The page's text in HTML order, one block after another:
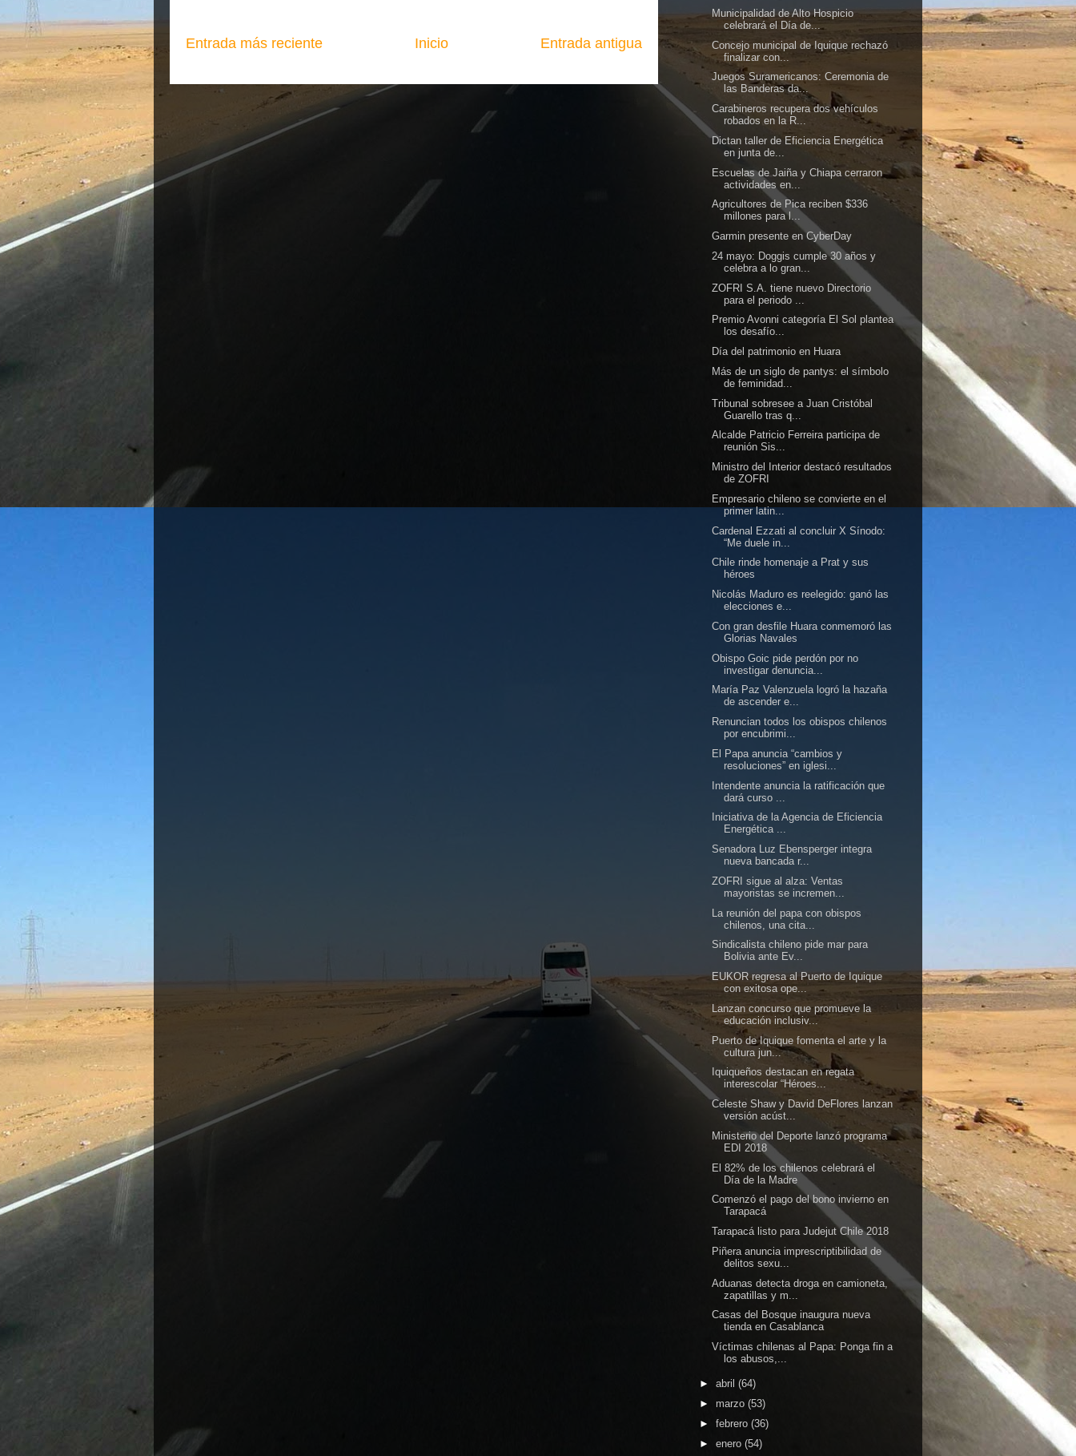
Entrada más reciente Entrada antigua
Inicio
Municipalidad de Alto Hospicio
celebrará el Día de...
Concejo municipal de Iquique rechazó
finalizar con...
Juegos Suramericanos: Ceremonia de
las Banderas da...
Carabineros recupera dos vehículos
robados en la R...
Dictan taller de Eficiencia Energética
en junta de...
Escuelas de Jaiña y Chiapa cerraron
actividades en...
Agricultores de Pica reciben $336
millones para l...
Garmin presente en CyberDay
24 mayo: Doggis cumple 30 años y
celebra a lo gran...
ZOFRI S.A. tiene nuevo Directorio
para el periodo ...
Premio Avonni categoría El Sol plantea
los desafío...
Día del patrimonio en Huara
Más de un siglo de pantys: el símbolo
de feminidad...
Tribunal sobresee a Juan Cristóbal
Guarello tras q...
Alcalde Patricio Ferreira participa de
reunión Sis...
Ministro del Interior destacó resultados
de ZOFRI
Empresario chileno se convierte en el
primer latin...
Cardenal Ezzati al concluir X Sínodo:
“Me duele in...
Chile rinde homenaje a Prat y sus
héroes
Nicolás Maduro es reelegido: ganó las
elecciones e...
Con gran desfile Huara conmemoró las
Glorias Navales
Obispo Goic pide perdón por no
investigar denuncia...
María Paz Valenzuela logró la hazaña
de ascender e...
Renuncian todos los obispos chilenos
por encubrimi...
El Papa anuncia “cambios y
resoluciones” en iglesi...
Intendente anuncia la ratificación que
dará curso ...
Iniciativa de la Agencia de Eficiencia
Energética ...
Senadora Luz Ebensperger integra
nueva bancada r...
ZOFRI sigue al alza: Ventas
mayoristas se incremen...
La reunión del papa con obispos
chilenos, una cita...
Sindicalista chileno pide mar para
Bolivia ante Ev...
EUKOR regresa al Puerto de Iquique
con exitosa ope...
Lanzan concurso que promueve la
educación inclusiv...
Puerto de Iquique fomenta el arte y la
cultura jun...
Iquiqueños destacan en regata
interescolar “Héroes...
Celeste Shaw y David DeFlores lanzan
versión acúst...
Ministerio del Deporte lanzó programa
EDI 2018
El 82% de los chilenos celebrará el
Día de la Madre
Comenzó el pago del bono invierno en
Tarapacá
Tarapacá listo para Judejut Chile 2018
Piñera anuncia imprescriptibilidad de
delitos sexu...
Aduanas detecta droga en camioneta,
zapatillas y m...
Casas del Bosque inaugura nueva
tienda en Casablanca
Víctimas chilenas al Papa: Ponga fin a
los abusos,...
► abril (64)
► marzo (53)
► febrero (36)
► enero (54)